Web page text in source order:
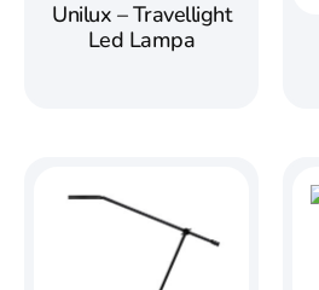
Unilux – Travellight
Led Lampa